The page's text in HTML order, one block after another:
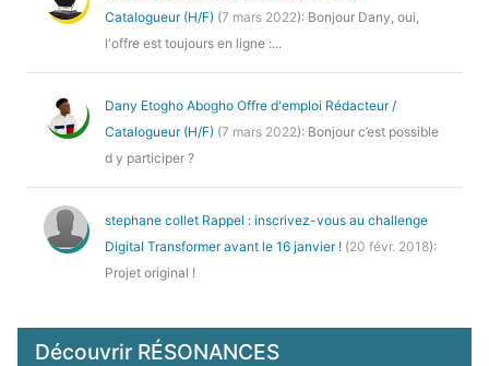
Catalogueur (H/F) (7 mars 2022): Bonjour Dany, oui,
l'offre est toujours en ligne :...
Dany Etogho Abogho Offre d'emploi Rédacteur /
Catalogueur (H/F) (7 mars 2022): Bonjour c’est possible
d y participer ?
stephane collet Rappel : inscrivez-vous au challenge
Digital Transformer avant le 16 janvier ! (20 févr. 2018):
Projet original !
Découvrir RÉSONANCES